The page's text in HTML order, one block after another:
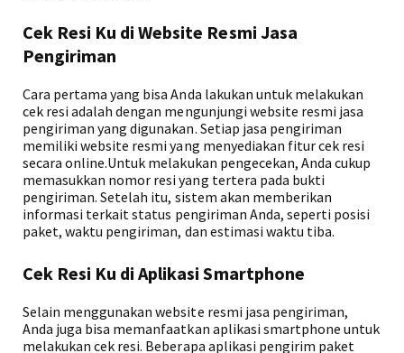
Cek Resi Ku di Website Resmi Jasa
Pengiriman
Cara pertama yang bisa Anda lakukan untuk melakukan
cek resi adalah dengan mengunjungi website resmi jasa
pengiriman yang digunakan. Setiap jasa pengiriman
memiliki website resmi yang menyediakan fitur cek resi
secara online.Untuk melakukan pengecekan, Anda cukup
memasukkan nomor resi yang tertera pada bukti
pengiriman. Setelah itu, sistem akan memberikan
informasi terkait status pengiriman Anda, seperti posisi
paket, waktu pengiriman, dan estimasi waktu tiba.
Cek Resi Ku di Aplikasi Smartphone
Selain menggunakan website resmi jasa pengiriman,
Anda juga bisa memanfaatkan aplikasi smartphone untuk
melakukan cek resi. Beberapa aplikasi pengirim paket